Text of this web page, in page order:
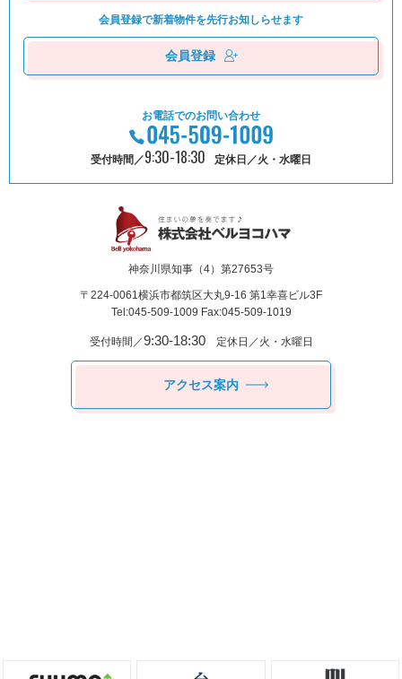
会員登録で新着物件を先⾏お知しらせます
会員登録
お電話でのお問い合わせ
受付時間／9:30-18:30 定休日／火・水曜日
神奈川県知事（4）第27653号
〒224-0061横浜市都筑区⼤丸9-16 第1幸喜ビル3F
Tel:045-509-1009 Fax:045-509-1019
受付時間／9:30-18:30定休日／火・水曜日
アクセス案内